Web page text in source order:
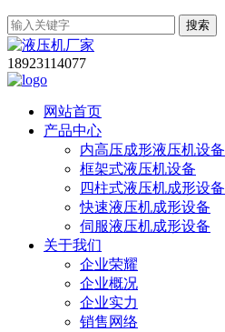
搜索
18923114077
网站首页
产品中心
内高压成形液压机设备
框架式液压机设备
四柱式液压机成形设备
快速液压机成形设备
伺服液压机成形设备
关于我们
企业荣耀
企业概况
企业实力
销售网络